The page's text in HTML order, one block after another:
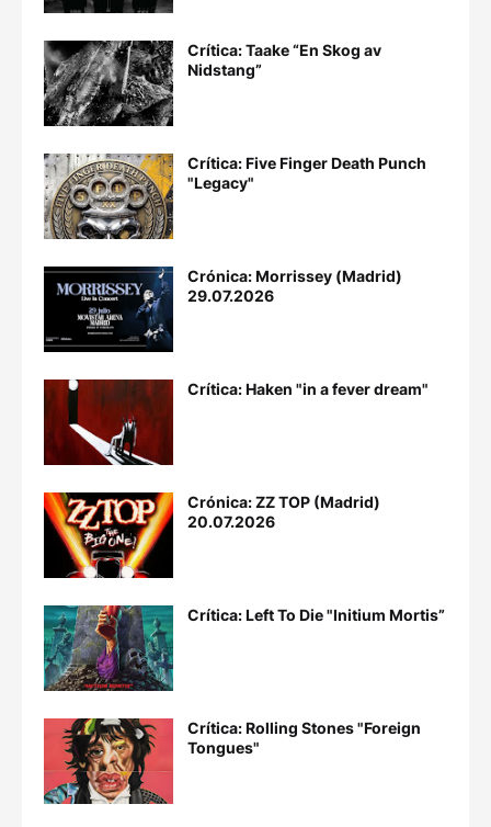
Crítica: Taake “En Skog av
Nidstang”
Crítica: Five Finger Death Punch
"Legacy"
Crónica: Morrissey (Madrid)
29.07.2026
Crítica: Haken "in a fever dream"
Crónica: ZZ TOP (Madrid)
20.07.2026
Crítica: Left To Die "Initium Mortis”
Crítica: Rolling Stones "Foreign
Tongues"